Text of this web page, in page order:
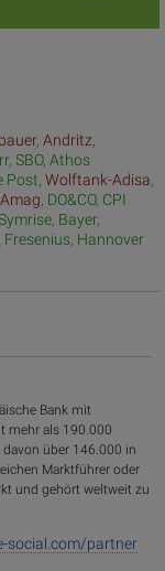
, Andritz,
, SBO, Athos
Post, Wolftank-Adisa,
Amag, DO&CO, CPI
, Bayer,
Fresenius, Hannover
Bank mit
mehr als 190.000
über 146.000 in
Marktführer oder
und gehört weltweit zu
social.com/partner